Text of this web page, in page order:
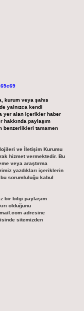
kurum veya şahıs
yalnızca kendi
yer alan içerikler haber
paylaşım
benzerlikleri tamamen
ve İletişim Kurumu
hizmet vermektedir. Bu
veya araştırma
yazdıkları içeriklerin
sorumluluğu kabul
bir bilgi paylaşım
olduğunu
adresine
sitemizden